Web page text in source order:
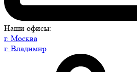
Наши офисы:
г. Москва
г. Владимир